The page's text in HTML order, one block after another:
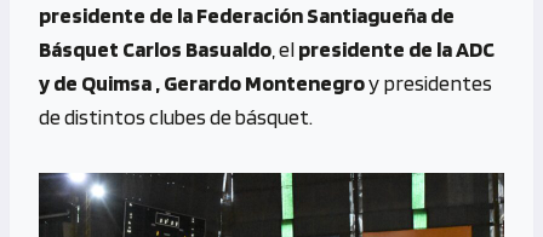
presidente de la Federación Santiagueña de
Básquet Carlos Basualdo , elpresidente de la ADC
y de Quimsa , Gerardo Montenegroy presidentes
de distintos clubes de básquet.